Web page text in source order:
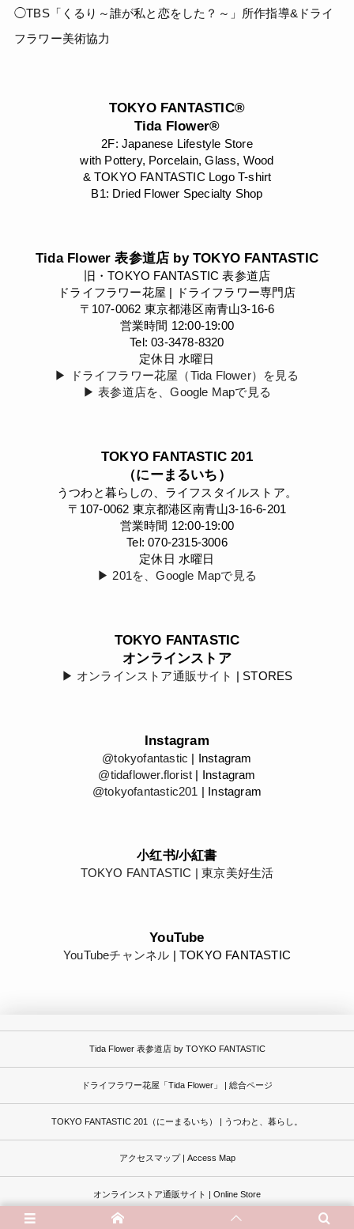
◯TBS「くるり～誰が私と恋をした？～」所作指導&ドライ
フラワー美術協力
TOKYO FANTASTIC®
Tida Flower®
2F: Japanese Lifestyle Store
with Pottery, Porcelain, Glass, Wood
& TOKYO FANTASTIC Logo T-shirt
B1: Dried Flower Specialty Shop
Tida Flower 表参道店 by TOKYO FANTASTIC
旧・TOKYO FANTASTIC 表参道店
ドライフラワー花屋 | ドライフラワー専門店
〒107-0062 東京都港区南青山3-16-6
営業時間 12:00-19:00
Tel: 03-3478-8320
定休日 水曜日
▶︎ ドライフラワー花屋（Tida Flower）を見る
▶︎ 表参道店を、Google Mapで見る
TOKYO FANTASTIC 201
（にーまるいち）
うつわと暮らしの、ライフスタイルストア。
〒107-0062 東京都港区南青山3-16-6-201
営業時間 12:00-19:00
Tel: 070-2315-3006
定休日 水曜日
▶︎ 201を、Google Mapで見る
TOKYO FANTASTIC
オンラインストア
▶︎ オンラインストア通販サイト | STORES
Instagram
@tokyofantastic | Instagram
@tidaflower.florist | Instagram
@tokyofantastic201 | Instagram
小红书/小紅書
TOKYO FANTASTIC | 東京美好生活
YouTube
YouTubeチャンネル | TOKYO FANTASTIC
Tida Flower 表参道店 by TOYKO FANTASTIC
ドライフラワー花屋「Tida Flower」 | 総合ページ
TOKYO FANTASTIC 201（にーまるいち） | うつわと、暮らし。
アクセスマップ | Access Map
オンラインストア通販サイト | Online Store